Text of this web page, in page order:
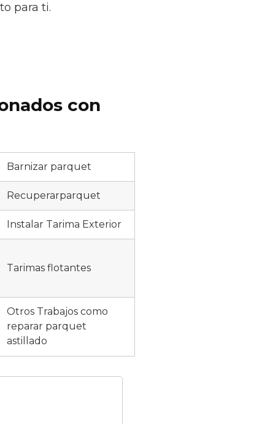
para ti.
con
Barnizar parquet
Recuperarparquet
Instalar Tarima Exterior
Tarimas flotantes
Otros Trabajos como
reparar parquet
astillado